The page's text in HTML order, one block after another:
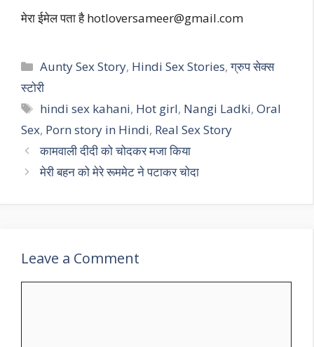
मेरा ईमेल पता हैhotloversameer@gmail.com
Categories
Aunty Sex Story, Hindi Sex Stories,ग्रुप सेक्स
स्टोरी
Tags
hindi sex kahani, Hot girl, Nangi Ladki,Oral
Sex, Porn story in Hindi, Real Sex Story
कामवाली दीदी को चोदकर मजा किया
मेरी बहन को मेरे रूममेट ने पटाकर चोदा
Leave a Comment